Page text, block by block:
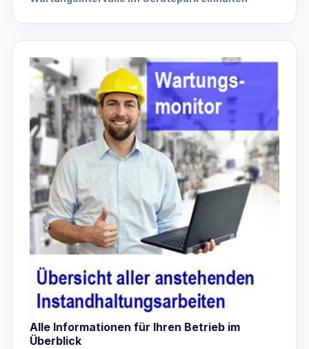
Alle Informationen für Ihren Betrieb im
Überblick